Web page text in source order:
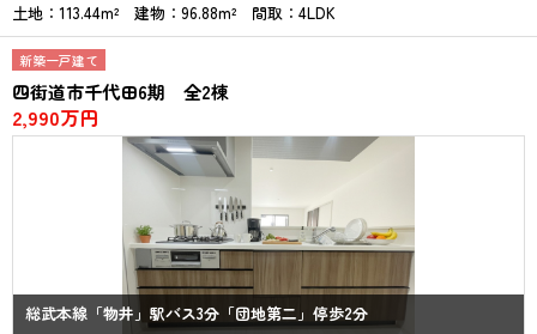
土地：113.44m² 建物：96.88m² 間取：4LDK
新築一戸建て
四街道市千代田6期 全2棟
2,990万円
総武本線「物井」駅バス3分「団地第二」停歩2分